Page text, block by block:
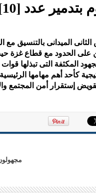
الميدانى بالتنسيق مع
المكثفة التى تبذلها
كأحد أهم مهامها
إستقرار أمن المجتمع